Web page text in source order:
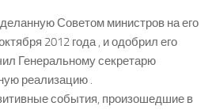
Советом министров на его
2012 года , и одобрил его
Генеральному секретарю
реализацию .
события, произошедшие в